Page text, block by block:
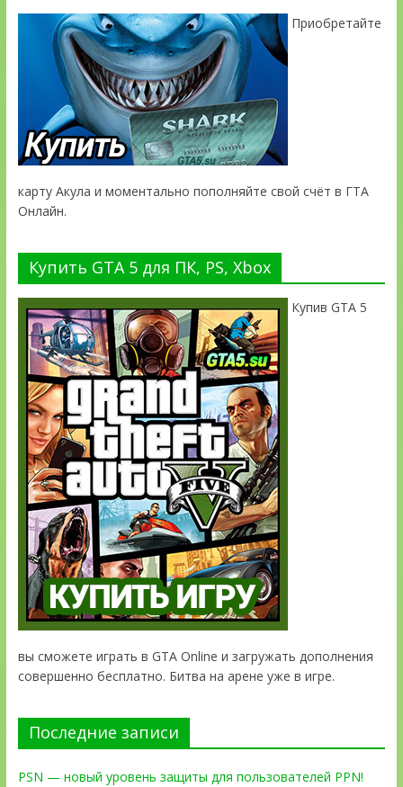
Приобретайте
карту Акула и моментально пополняйте свой счёт в ГТА
Онлайн.
Купить GTA 5 для ПК, PS, Xbox
Купив GTA 5
вы сможете играть в GTA Online и загружать дополнения
совершенно бесплатно. Битва на арене уже в игре.
Последние записи
PSN — новый уровень защиты для пользователей PPN!